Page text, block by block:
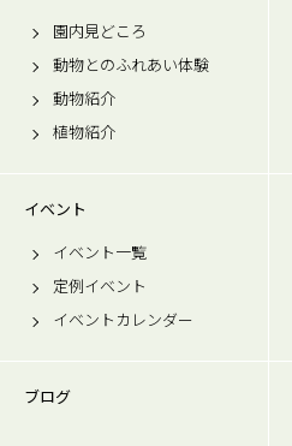
園内見どころ
動物とのふれあい体験
動物紹介
植物紹介
イベント
イベント一覧
定例イベント
イベントカレンダー
ブログ